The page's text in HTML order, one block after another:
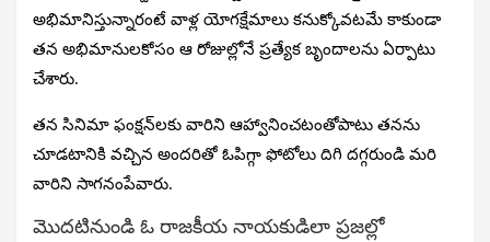
అభిమానిస్తున్నారంటే వాళ్ల యోగక్షేమాలు కనుక్కోవటమే కాకుండా
తన అభిమానులకోసం ఆ రోజుల్లోనే ప్రత్యేక బృందాలను ఏర్పాటు
చేశారు.
తన సినిమా ఫంక్షన్‌లకు వారిని ఆహ్వానించటంతోపాటు తనను
చూడటానికి వచ్చిన అందరితో ఓపిగ్గా ఫోటోలు దిగి దగ్గరుండి మరి
వారిని సాగనంపేవారు.
మొదటినుండి ఓ రాజకీయ నాయకుడిలా ప్రజల్లో